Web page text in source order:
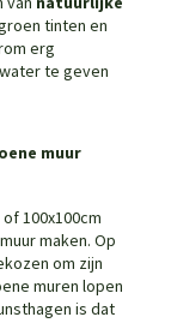
tinten en
erg
te geven
100x100cm
maken. Op
om zijn
muren lopen
is dat